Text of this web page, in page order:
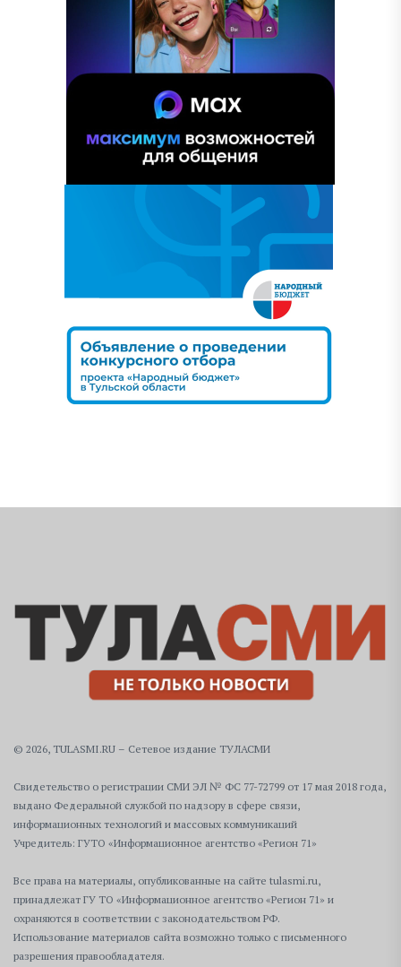
© 2026, TULASMI.RU – Сетевое издание ТУЛАСМИ
Свидетельство о регистрации СМИ ЭЛ № ФС 77-72799 от 17 мая 2018 года,
выдано Федеральной службой по надзору в сфере связи,
информационных технологий и массовых коммуникаций
Учредитель: ГУТО «Информационное агентство «Регион 71»
Все права на материалы, опубликованные на сайте tulasmi.ru,
принадлежат ГУ ТО «Информационное агентство «Регион 71» и
охраняются в соответствии с законодательством РФ.
Использование материалов сайта возможно только с письменного
разрешения правообладателя.